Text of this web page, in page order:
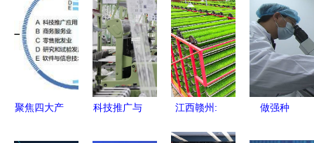
聚焦四大产
科技推广与
江西赣州:
做强种